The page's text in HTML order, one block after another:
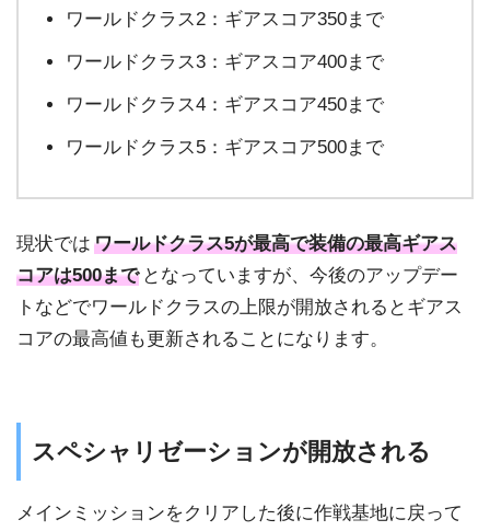
ワールドクラス2：ギアスコア350まで
ワールドクラス3：ギアスコア400まで
ワールドクラス4：ギアスコア450まで
ワールドクラス5：ギアスコア500まで
現状では ワールドクラス5が最高で装備の最高ギアス
コアは500まで となっていますが、今後のアップデー
トなどでワールドクラスの上限が開放されるとギアス
コアの最高値も更新されることになります。
スペシャリゼーションが開放される
メインミッションをクリアした後に作戦基地に戻って